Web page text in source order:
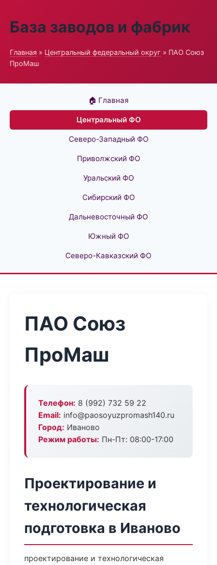
База заводов и фабрик
Главная » Центральный федеральный округ » ПАО Союз
ПроМаш
🏠 Главная
Центральный ФО
Северо-Западный ФО
Приволжский ФО
Уральский ФО
Сибирский ФО
Дальневосточный ФО
Южный ФО
Северо-Кавказский ФО
ПАО Союз
ПроМаш
Телефон: 8 (992) 732 59 22
Email: info@paosoyuzpromash140.ru
Город: Иваново
Режим работы: Пн-Пт: 08:00-17:00
Проектирование и
технологическая
подготовка в Иваново
проектирование и технологическая